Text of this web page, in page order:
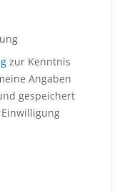
zur Kenntnis
Angaben
gespeichert